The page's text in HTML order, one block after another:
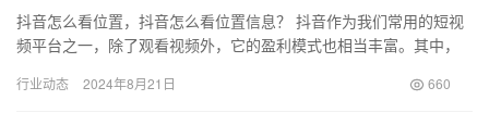
抖音怎么看位置，抖音怎么看位置信息？ 抖音作为我们常用的短视
频平台之一，除了观看视频外，它的盈利模式也相当丰富。其中，
以更…
行业动态 2024年8月21日 660